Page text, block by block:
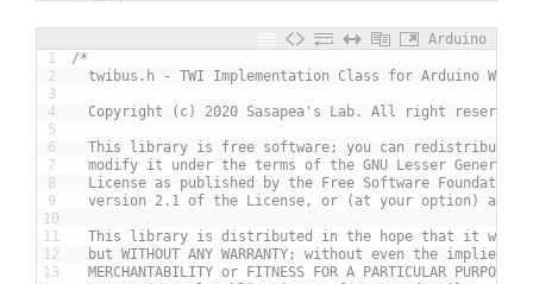
Arduino
1
2
3
4
5
6
7
8
9
10
11
12
13
/*
twibus.h - TWI Implementation Class for Arduino Wire
Copyright (c) 2020 Sasapea's Lab. All right reserved.
This library is free software; you can redistribute
modify it under the terms of the GNU Lesser General
License as published by the Free Software
version 2.1 of the License, or (at your option) any
This library is distributed in the hope that it will
but WITHOUT ANY WARRANTY; without even the implied
MERCHANTABILITY or FITNESS FOR A PARTICULAR PURPOSE.